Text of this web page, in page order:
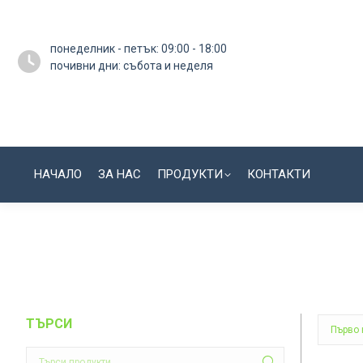
понеделник - петък: 09:00 - 18:00
почивни дни: събота и неделя
НАЧАЛО ЗА НАС ПРОДУКТИ КОНТАКТИ
ТЪРСИ